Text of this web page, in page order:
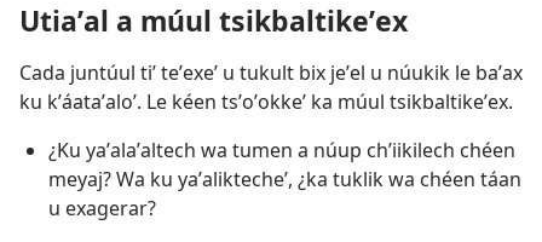
Utiaʼal a múul tsikbaltikeʼex
Cada juntúul tiʼ teʼexeʼ u tukult bix jeʼel u núukik le baʼax
ku kʼáataʼaloʼ. Le kéen tsʼoʼokkeʼ ka múul tsikbaltikeʼex.
¿Ku yaʼalaʼaltech wa tumen a núup chʼiikilech chéen
meyaj? Wa ku yaʼaliktecheʼ, ¿ka tuklik wa chéen táan
u exagerar?